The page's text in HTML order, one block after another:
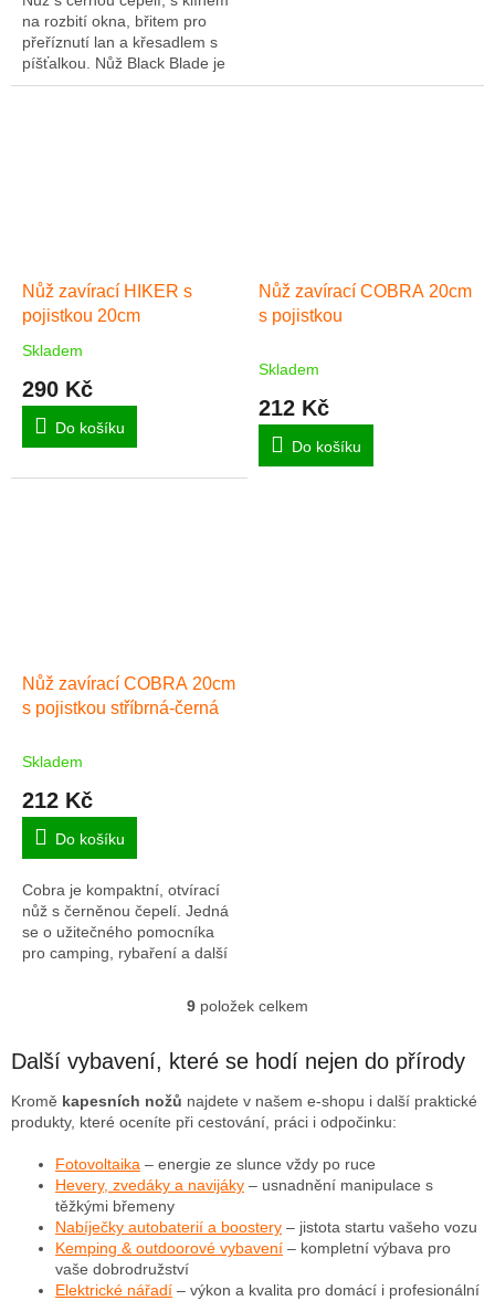
na rozbití okna, břitem pro
přeříznutí lan a křesadlem s
píšťalkou. Nůž Black Blade je
užitečný pomocník pro
Nůž zavírací HIKER s
pojistkou 20cm
Průměrné
produktu
4,0
5
Skladem
290 Kč
Do košíku
Nůž zavírací COBRA 20cm
s pojistkou
Skladem
212 Kč
Do košíku
Nůž zavírací COBRA 20cm
s pojistkou stříbrná-černá
Skladem
212 Kč
Do košíku
Cobra je kompaktní, otvírací
nůž s černěnou čepelí. Jedná
se o užitečného pomocníka
pro camping, rybaření a další
O
l
d
a
í
p
v
k
v
9 položek celkem
Další vybavení, které se hodí nejen do přírody
Kromě kapesních nožů najdete v našem e-shopu i další praktické
produkty, které oceníte při cestování, práci i odpočinku:
Fotovoltaika – energie ze slunce vždy po ruce
Hevery, zvedáky a navijáky – usnadnění manipulace s
těžkými břemeny
Nabíječky autobaterií a boostery – jistota startu vašeho vozu
Kemping & outdoorové vybavení – kompletní výbava pro
vaše dobrodružství
Elektrické nářadí – výkon a kvalita pro domácí i profesionální